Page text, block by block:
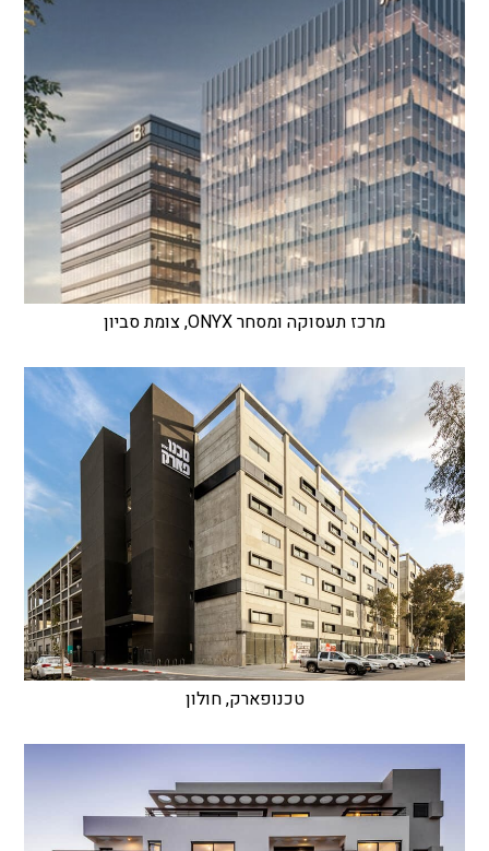
מרכז תעסוקה ומסחר ONYX, צומת סביון
טכנופארק, חולון